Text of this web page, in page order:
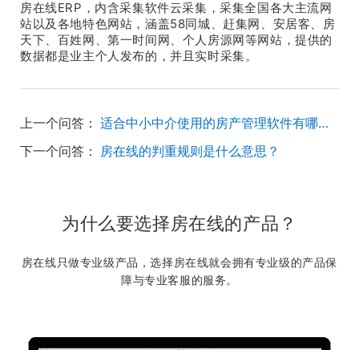
房在线ERP，内含采集软件云采集，采集全国各大主流网
站以及各地特色网站，涵盖58同城、赶集网、安居客、房
天下、百姓网、第一时间网、个人房源网等网站，提供的
数据都是业主个人发布的，并且实时采集。
上一个问答：
适合中小中介使用的房产管理软件有哪些？
下一个问答： 房在线的判重规则是什么意思？
为什么要选择房在线的产品？
房在线只做专业级产品，选择房在线就会拥有专业级的产品保
障与专业客服的服务。